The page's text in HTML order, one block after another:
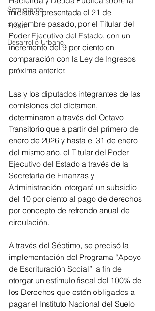
Semigrante
Proam
Desarrollo Urbano
iniciativa presentada el 21 de
noviembre pasado, por el Titular del
Poder Ejecutivo del Estado, con un
incremento del 9 por ciento en
comparación con la Ley de Ingresos
próxima anterior.
Las y los diputados integrantes de las
comisiones del dictamen,
determinaron a través del Octavo
Transitorio que a partir del primero de
enero de 2026 y hasta el 31 de enero
del mismo año, el Titular del Poder
Ejecutivo del Estado a través de la
Secretaría de Finanzas y
Administración, otorgará un subsidio
del 10 por ciento al pago de derechos
por concepto de refrendo anual de
circulación.
A través del Séptimo, se precisó la
implementación del Programa “Apoyo
de Escrituración Social”, a fin de
otorgar un estímulo fiscal del 100% de
los Derechos que estén obligados a
pagar el Instituto Nacional del Suelo